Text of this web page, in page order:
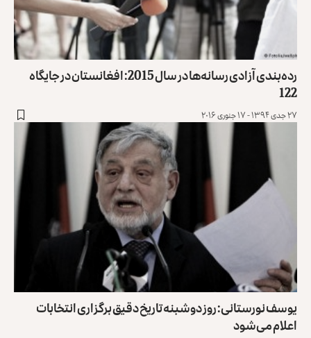
رده‌بندی آزادی رسانه‌ها در سال 2015: افغانستان در جایگاه
122
۲۷ جدی ۱۳۹۴ - ۱۷ جنوری ۲۰۱۶
یوسف نورستانی: روز دوشبنه تاریخ دقیق برگزاری انتخابات
اعلام می‌شود